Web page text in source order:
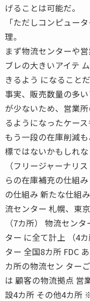
げることは可能だ。
「ただしコンピュー
理。
まず物流センターや
ブレの大きいアイテ
きるよう になること
事実、販売数量の多
が少ないため、営業
るようになったケース
もう一段の在庫削減
標ではないかもしれな
（フリージャーナリ
らの在庫補充の仕組
の仕組み 新たな仕組
流センター 札幌、東
（7カ所） 物流セン
ター に全て計上 （4
ター 全国8カ所 FDC
カ所の物流セン ター
は 顧客の物流拠点 営
設4カ所 その他4カ所